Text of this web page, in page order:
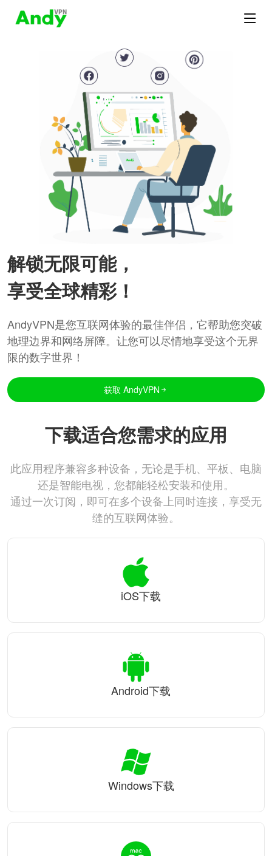
解锁无限可能，
享受全球精彩！
AndyVPN是您互联网体验的最佳伴侣，它帮助您突破
地理边界和网络屏障。让您可以尽情地享受这个无界
限的数字世界！
获取 AndyVPN
下载适合您需求的应用
此应用程序兼容多种设备，无论是手机、平板、电脑
还是智能电视，您都能轻松安装和使用。
通过一次订阅，即可在多个设备上同时连接，享受无
缝的互联网体验。
iOS下载
Android下载
Windows下载